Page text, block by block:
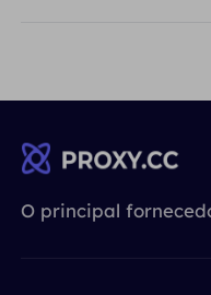
O principal